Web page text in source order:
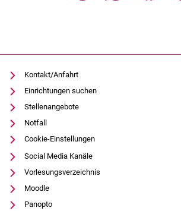
Kontakt/Anfahrt
Einrichtungen suchen
Stellenangebote
Notfall
Cookie-Einstellungen
Social Media Kanäle
Vorlesungsverzeichnis
Moodle
Panopto